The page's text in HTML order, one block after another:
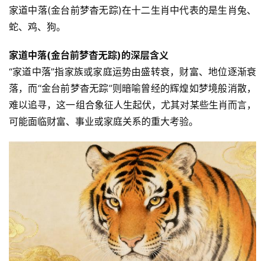
家道中落(金台前梦杳无踪)在十二生肖中代表的是生肖兔、
蛇、鸡、狗。
家道中落(金台前梦杳无踪)的深层含义
“家道中落”指家族或家庭运势由盛转衰，财富、地位逐渐衰
落，而“金台前梦杳无踪”则暗喻曾经的辉煌如梦境般消散，
难以追寻，这一组合象征人生起伏，尤其对某些生肖而言，
可能面临财富、事业或家庭关系的重大考验。